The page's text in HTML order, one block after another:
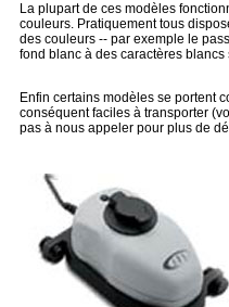
La plupart de ces modèles
couleurs. Pratiquement tous
des couleurs -- par exemple le
fond blanc à des caractères blancs
Enfin certains modèles se portent
conséquent faciles à transporter
pas à nous appeler pour plus de